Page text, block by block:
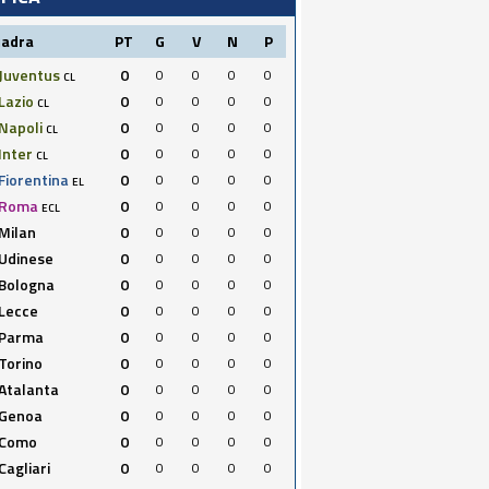
PT G V N P
Juventus CL 0 0 0 0
0
Lazio CL 0 0 0 0
0
Napoli CL 0 0 0 0
0
Inter CL 0 0 0 0
0
Fiorentina EL 0 0 0 0
0
Roma ECL 0 0 0 0
0
Milan 0 0 0 0
0
Udinese 0 0 0 0
0
Bologna 0 0 0 0
0
Lecce 0 0 0 0
0
Parma 0 0 0 0
0
Torino 0 0 0 0
0
0 0 0 0
0
Genoa 0 0 0 0
0
Como 0 0 0 0
0
Cagliari 0 0 0 0
0